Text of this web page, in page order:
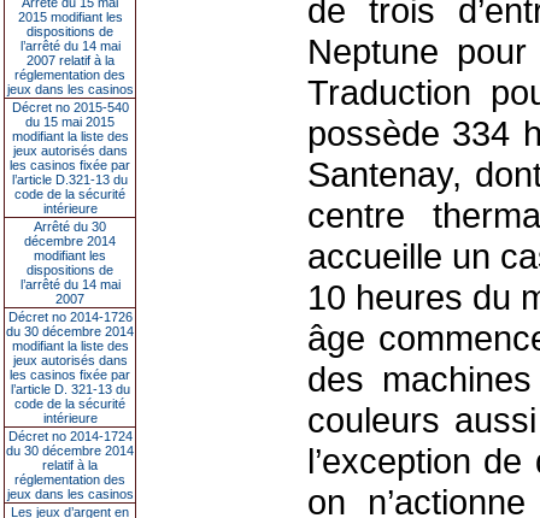
2015 modifiant les
dispositions de
l’arrêté du 14 mai
2007 relatif à la
réglementation des
jeux dans les casinos
Décret no 2015-540
du 15 mai 2015
modifiant la liste des
jeux autorisés dans
les casinos fixée par
l’article D.321-13 du
code de la sécurité
intérieure
Arrêté du 30
décembre 2014
modifiant les
dispositions de
l’arrêté du 14 mai
2007
Décret no 2014-1726
du 30 décembre 2014
modifiant la liste des
jeux autorisés dans
les casinos fixée par
l’article D. 321-13 du
code de la sécurité
intérieure
Décret no 2014-1724
du 30 décembre 2014
relatif à la
réglementation des
jeux dans les casinos
Les jeux d’argent en
de trois
Neptune pour
Traduction
possède 334
Santenay,
centre
accueille un
10 heures du
âge
des
couleurs
l’exception
on